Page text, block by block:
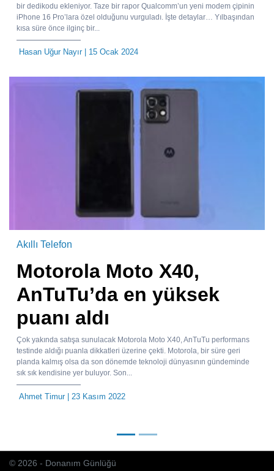
bir dedikodu ekleniyor. Taze bir rapor Qualcomm’un yeni modem çipinin
iPhone 16 Pro’lara özel olduğunu vurguladı. İşte detaylar… Yılbaşından
kısa süre önce ilginç bir...
Hasan Uğur Nayır| 15 Ocak 2024
Akıllı Telefon
Motorola Moto X40,
AnTuTu’da en yüksek
puanı aldı
Çok yakında satışa sunulacak Motorola Moto X40, AnTuTu performans
testinde aldığı puanla dikkatleri üzerine çekti. Motorola, bir süre geri
planda kalmış olsa da son dönemde teknoloji dünyasının gündeminde
sık sık kendisine yer buluyor. Son...
Ahmet Timur| 23 Kasım 2022
© 2026 - Donanım Günlüğü